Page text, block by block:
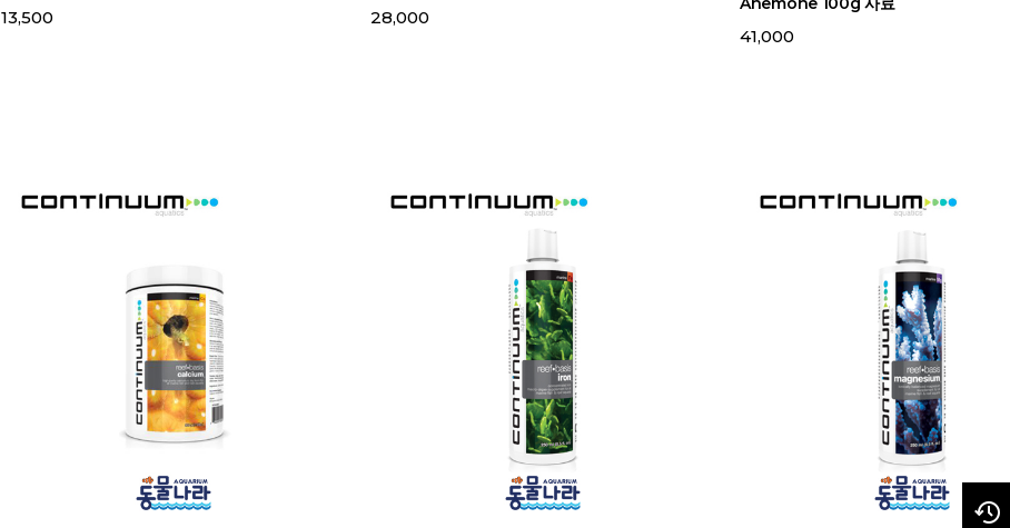
13,500 28,000
41,000